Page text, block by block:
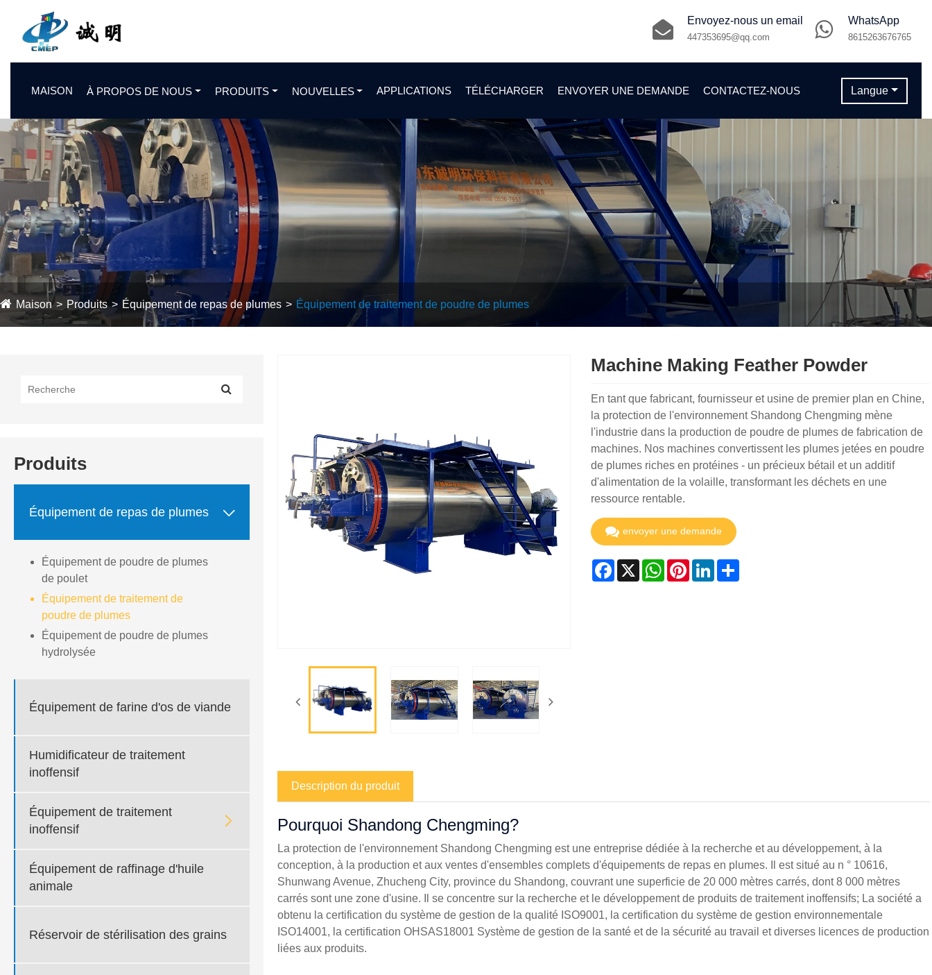
WhatsApp
8615263676765
Envoyez-nous un email
447353695@qq.com
MAISON À PROPOS DE NOUS PRODUITS NOUVELLES APPLICATIONS TÉLÉCHARGER ENVOYER UNE DEMANDE CONTACTEZ-NOUS Langue
Maison Produits Équipement de repas de plumes Équipement de traitement de poudre de plumes
Produits
Équipement de repas de plumes 
Équipement de poudre de plumes
de poulet
Équipement de traitement de
poudre de plumes
Équipement de poudre de plumes
hydrolysée
Équipement de farine d'os de viande
Humidificateur de traitement
inoffensif
Équipement de traitement
inoffensif

Équipement de raffinage d'huile
animale
Réservoir de stérilisation des grains
Machine Making Feather Powder
En tant que fabricant, fournisseur et usine de premier plan en Chine,
la protection de l'environnement Shandong Chengming mène
l'industrie dans la production de poudre de plumes de fabrication de
machines. Nos machines convertissent les plumes jetées en poudre
de plumes riches en protéines - un précieux bétail et un additif
d'alimentation de la volaille, transformant les déchets en une
ressource rentable.
envoyer une demande
Facebook
X WhatsApp
PinterestLinkedInShare
Description du produit
Pourquoi Shandong Chengming?
La protection de l'environnement Shandong Chengming est une entreprise dédiée à la recherche et au développement, à la
conception, à la production et aux ventes d'ensembles complets d'équipements de repas en plumes. Il est situé au n ° 10616,
Shunwang Avenue, Zhucheng City, province du Shandong, couvrant une superficie de 20 000 mètres carrés, dont 8 000 mètres
carrés sont une zone d'usine. Il se concentre sur la recherche et le développement de produits de traitement inoffensifs; La société a
obtenu la certification du système de gestion de la qualité ISO9001, la certification du système de gestion environnementale
ISO14001, la certification OHSAS18001 Système de gestion de la santé et de la sécurité au travail et diverses licences de production
liées aux produits.